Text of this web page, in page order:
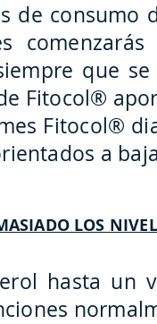
de
que
Fitocol®
Fitocol®
a
LOS
hasta